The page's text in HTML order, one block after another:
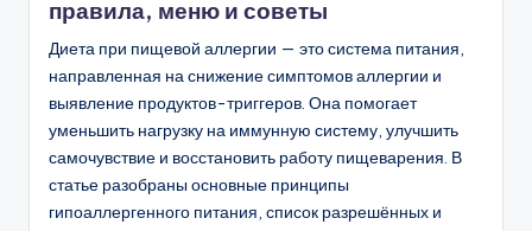
правила, меню и советы
Диета при пищевой аллергии — это система питания,
направленная на снижение симптомов аллергии и
выявление продуктов-триггеров. Она помогает
уменьшить нагрузку на иммунную систему, улучшить
самочувствие и восстановить работу пищеварения. В
статье разобраны основные принципы
гипоаллергенного питания, список разрешённых и